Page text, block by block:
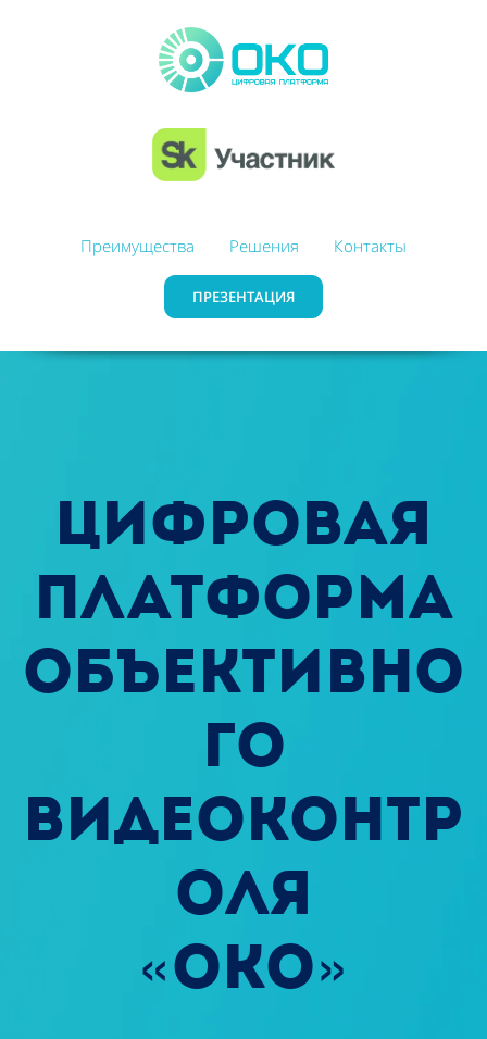
Преимущества Решения Контакты
ПРЕЗЕНТАЦИЯ
цифровая
платформа
объективно
го
видеоконтр
оля
«ОКО»